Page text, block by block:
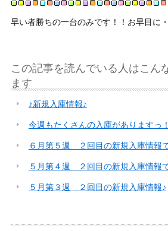
早い者勝ちの一台のみです！！お早目に
この記事を読んでいる人はこん
ます
♪新規入庫情報♪
今週もたくさんの入庫がありますっ
６月第５週 ２回目の新規入庫情報
５月第４週 ２回目の新規入庫情報
５月第３週 ２回目の新規入庫情報♪